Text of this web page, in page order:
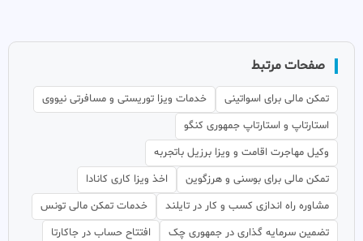
صفحات مرتبط
تمکن مالی برای اسواتینی
خدمات ویزا توریستی و مسافرتی نیووی
استارتاپ و استارتاپ جمهوری کنگو
وکیل مهاجرت اقامت و ویزا برزیل باتجربه
تمکن مالی برای بوسنی و هرزگوین
اخذ ویزا کاری کانادا
مشاوره راه اندازی کسب و کار در تایلند
خدمات تمکن مالی تونس
تضمین سرمایه گذاری در جمهوری چک
افتتاح حساب در جاکارتا